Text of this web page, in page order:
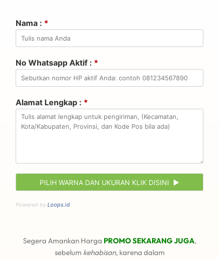
Nama : *
No Whatsapp Aktif : *
Alamat Lengkap : *
Powered by Loops.id.
Segera Amankan Harga PROMO SEKARANG JUGA,
sebelum kehabisan, karena dalam